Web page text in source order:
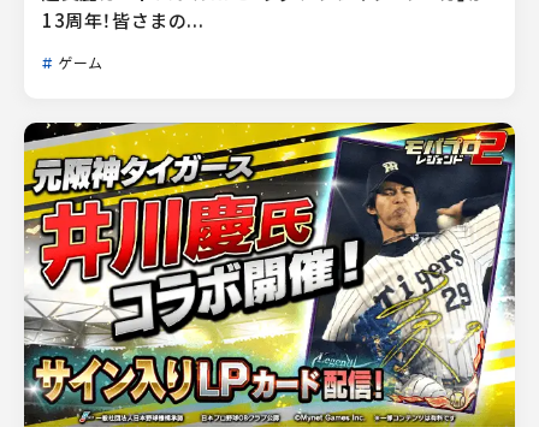
13周年！皆さまの...
ゲーム